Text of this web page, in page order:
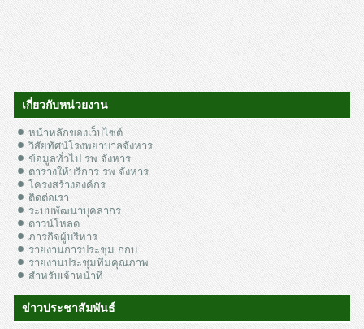
เกี่ยวกับหน่วยงาน
หน้าหลักของเว็บไซต์
วิสัยทัศน์โรงพยาบาลจังหาร
ข้อมูลทั่วไป รพ.จังหาร
ตารางให้บริการ รพ.จังหาร
โครงสร้างองค์กร
ติดต่อเรา
ระบบพัฒนาบุคลากร
ดาวน์โหลด
ภารกิจผู้บริหาร
รายงานการประชุม กกบ.
รายงานประชุมทีมคุณภาพ
สำหรับเจ้าหน้าที่
ข่าวประชาสัมพันธ์